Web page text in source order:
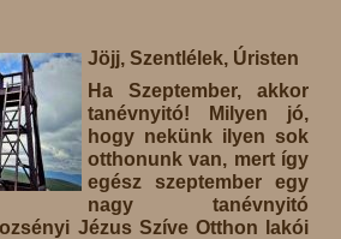
Jöjj, Szentlélek, Úristen
Ha Szeptember, akkor
tanévnyitó! Milyen jó,
hogy nekünk ilyen sok
otthonunk van, mert így
egész szeptember egy
nagy tanévnyitó
Jézus Szíve Otthon lakói